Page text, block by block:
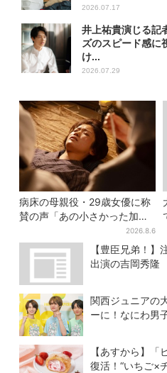
2026.07.17
井上祐貴演じる記
ズのスピード感に
け...
2026.07.29
病床の母親役・29歳女優に称
賛の声「あの小さかった加恋
ちゃんが…」朝ドラ視聴者し
みじみ
2026.8.6
【豊臣兄弟！
出演の吉岡秀隆
関西ジュニアの
ーに！なにわ男
【あすから】
復活！“いちご×